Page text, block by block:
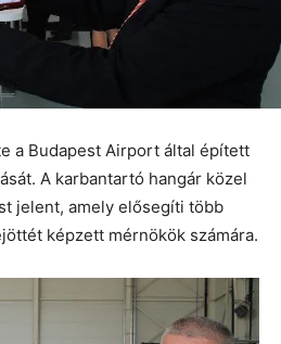
a Budapest Airport által épített
A karbantartó hangár közel
jelent, amely elősegíti több
képzett mérnökök számára.